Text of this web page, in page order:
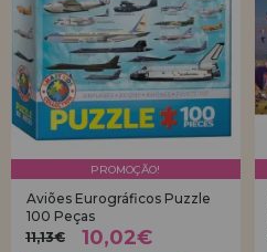
PROMOÇÃO!
Aviões Eurográficos Puzzle
100 Peças
11,13€
10,02€